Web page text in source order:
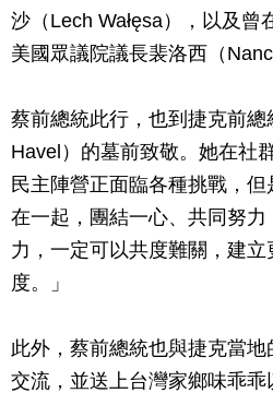
沙（Lech Wałęsa），以及曾
美國眾議院議長裴洛西（
蔡前總統此行，也到捷克前總
Havel）的墓前致敬。她在社
民主陣營正面臨各種挑戰，
在一起，團結一心、共同努
力，一定可以共度難關，建立
度。」
此外，蔡前總統也與捷克當
交流，並送上台灣家鄉味乖乖